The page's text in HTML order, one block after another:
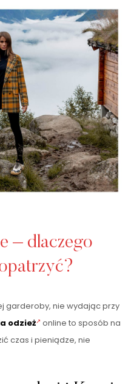
– dlaczego
garderoby, nie wydając przy
odzież online to sposób na
czas i pieniądze, nie